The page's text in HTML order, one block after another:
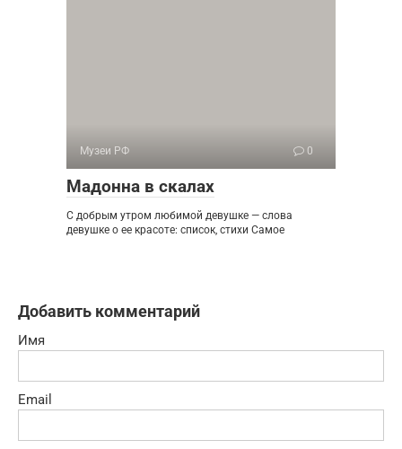
Музеи РФ 0
Мадонна в скалах
С добрым утром любимой девушке — слова
девушке о ее красоте: список, стихи Самое
Добавить комментарий
Имя
Email